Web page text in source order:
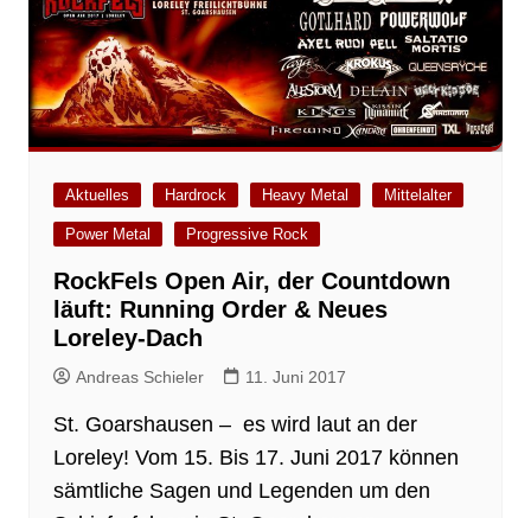
Aktuelles Hardrock Heavy Metal Mittelalter
Power Metal Progressive Rock
RockFels Open Air, der Countdown
läuft: Running Order & Neues
Loreley-Dach
Andreas Schieler 11. Juni 2017
St. Goarshausen – es wird laut an der
Loreley! Vom 15. Bis 17. Juni 2017 können
sämtliche Sagen und Legenden um den